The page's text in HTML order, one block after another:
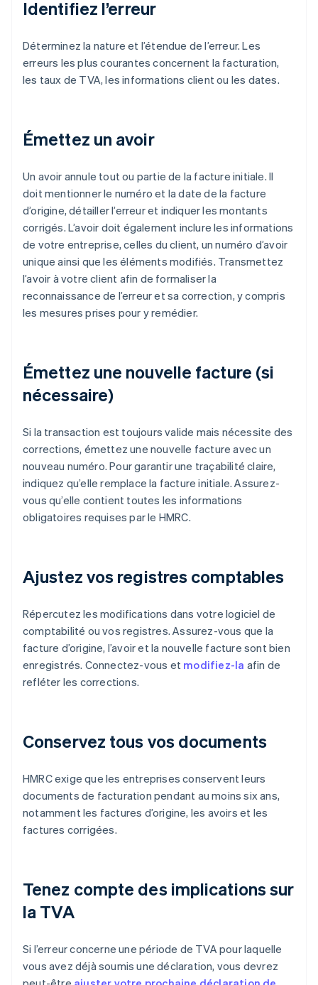
Identifiez l’erreur
Déterminez la nature et l’étendue de l’erreur. Les
erreurs les plus courantes concernent la facturation,
les taux de TVA, les informations client ou les dates.
Émettez un avoir
Un avoir annule tout ou partie de la facture initiale. Il
doit mentionner le numéro et la date de la facture
d’origine, détailler l’erreur et indiquer les montants
corrigés. L’avoir doit également inclure les informations
de votre entreprise, celles du client, un numéro d’avoir
unique ainsi que les éléments modifiés. Transmettez
l’avoir à votre client afin de formaliser la
reconnaissance de l’erreur et sa correction, y compris
les mesures prises pour y remédier.
Émettez une nouvelle facture (si
nécessaire)
Si la transaction est toujours valide mais nécessite des
corrections, émettez une nouvelle facture avec un
nouveau numéro. Pour garantir une traçabilité claire,
indiquez qu’elle remplace la facture initiale. Assurez-
vous qu’elle contient toutes les informations
obligatoires requises par le HMRC.
Ajustez vos registres comptables
Répercutez les modifications dans votre logiciel de
comptabilité ou vos registres. Assurez-vous que la
facture d’origine, l’avoir et la nouvelle facture sont bien
enregistrés. Connectez-vous et modifiez-la afin de
refléter les corrections.
Conservez tous vos documents
HMRC exige que les entreprises conservent leurs
documents de facturation pendant au moins six ans,
notamment les factures d’origine, les avoirs et les
factures corrigées.
Tenez compte des implications sur
la TVA
Si l’erreur concerne une période de TVA pour laquelle
vous avez déjà soumis une déclaration, vous devrez